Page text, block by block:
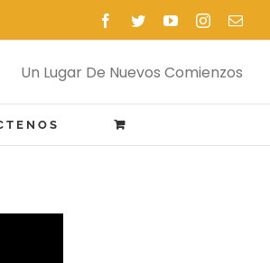
Facebook
TwitterYouTubeInstagram
Un Lugar De Nuevos Comienzos